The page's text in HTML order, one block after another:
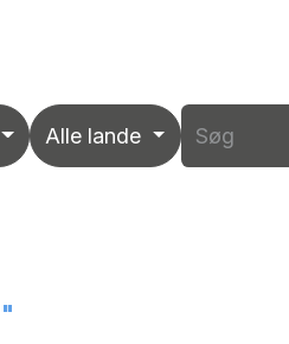
Alle lande
"